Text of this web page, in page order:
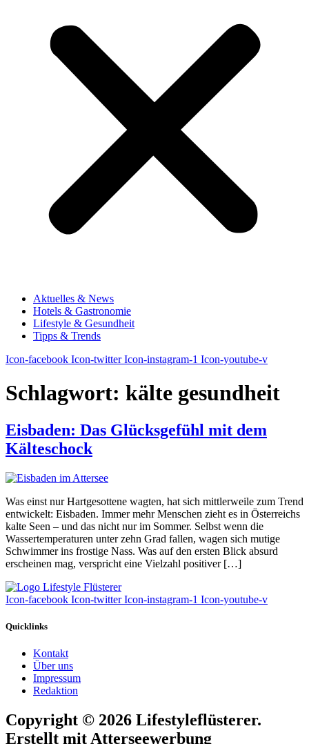
Aktuelles & News
Hotels & Gastronomie
Lifestyle & Gesundheit
Tipps & Trends
Icon-facebook Icon-twitter Icon-instagram-1 Icon-youtube-v
Schlagwort: kälte gesundheit
Eisbaden: Das Glücksgefühl mit dem
Kälteschock
Was einst nur Hartgesottene wagten, hat sich mittlerweile zum Trend
entwickelt: Eisbaden. Immer mehr Menschen zieht es in Österreichs
kalte Seen – und das nicht nur im Sommer. Selbst wenn die
Wassertemperaturen unter zehn Grad fallen, wagen sich mutige
Schwimmer ins frostige Nass. Was auf den ersten Blick absurd
erscheinen mag, verspricht eine Vielzahl positiver […]
Icon-facebook Icon-twitter Icon-instagram-1 Icon-youtube-v
Quicklinks
Kontakt
Über uns
Impressum
Redaktion
Copyright © 2026 Lifestyleflüsterer.
Erstellt mit Atterseewerbung